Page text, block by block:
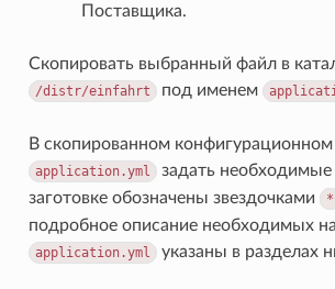
Поставщика.
Скопировать выбранный файл в
/distr/einfahrt под именем
В скопированном
application.yml задать необходимые
заготовке обозначены звездочками
*
подробное описание необходимых
application.yml указаны в разделах